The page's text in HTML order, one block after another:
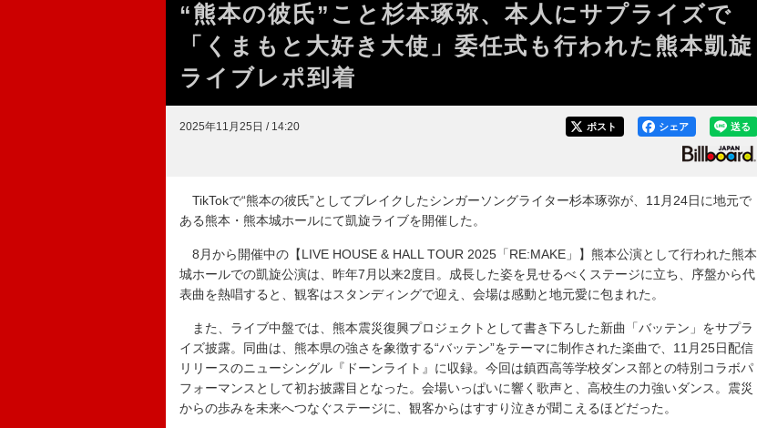
“熊本の彼氏”こと杉本琢弥、本人にサプライズで
「くまもと大好き大使」委任式も行われた熊本凱旋
ライブレポ到着
2025年11月25日 / 14:20 送る
シェア
ポスト
TikTokで“熊本の彼氏”としてブレイクしたシンガーソングライター杉本琢弥が、11月24日に地元で
ある熊本・熊本城ホールにて凱旋ライブを開催した。
8月から開催中の【LIVE HOUSE & HALL TOUR 2025「RE:MAKE」】熊本公演として行われた熊本
城ホールでの凱旋公演は、昨年7月以来2度目。成長した姿を見せるべくステージに立ち、序盤から代
表曲を熱唱すると、観客はスタンディングで迎え、会場は感動と地元愛に包まれた。
また、ライブ中盤では、熊本震災復興プロジェクトとして書き下ろした新曲「バッテン」をサプラ
イズ披露。同曲は、熊本県の強さを象徴する“バッテン”をテーマに制作された楽曲で、11月25日配信
リリースのニューシングル『ドーンライト』に収録。今回は鎮西高等学校ダンス部との特別コラボパ
フォーマンスとして初お披露目となった。会場いっぱいに響く歌声と、高校生の力強いダンス。震災
からの歩みを未来へつなぐステージに、観客からはすすり泣きが聞こえるほどだった。